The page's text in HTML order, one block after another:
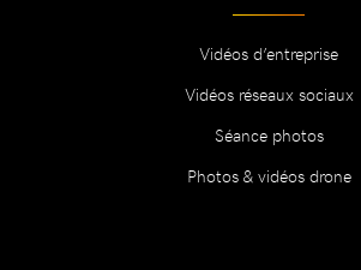
Vidéos d’entreprise
Vidéos réseaux sociaux
Séance photos
Photos & vidéos drone